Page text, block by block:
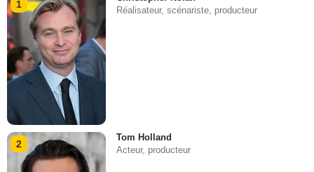
1
Réalisateur, scénariste, producteur
2
Tom Holland
Acteur, producteur